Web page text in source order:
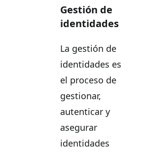
Gestión de
identidades
La gestión de
identidades es
el proceso de
gestionar,
autenticar y
asegurar
identidades